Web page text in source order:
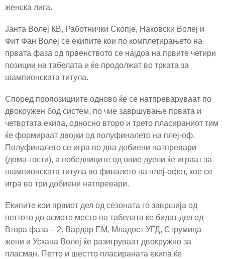
женска лига.
Јанта Волеј КВ, Работнички Скопје, Наковски Волеј и
Фит Фан Волеј се екипите кои по комплетирањето на
првата фаза од првенството се најдоа на првите четири
позиции на табелата и ќе продолжат во трката за
шампионската титула.
Според пропозициите одново ќе се натпреваруваат по
двокружен бод систем, по чие завршување првата и
четвртата екипа, односно второ и трето пласираниот тим
ќе формираат двојки од полуфиналето на плеј-оф.
Полуфиналето се игра во два добиени натпревари
(дома-гости), а победниците од овие дуели ќе играат за
шампионската титула во финалето на плеј-офот, кое се
игра во три добиени натпревари.
Екипите кои првиот дел од сезоната го завршија од
петтото до осмото место на табелата ќе бидат дел од
Втора фаза – 2. Вардар ЕМ, Младост УГД, Струмица
жени и Ускана Волеј ќе разигруваат двокружно за
пласман. Петто и шестто пласираната екипа ќе